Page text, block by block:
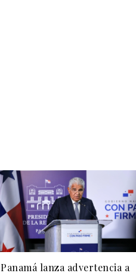
Panamá lanza advertencia a